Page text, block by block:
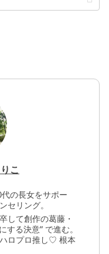
こ
の長女をサポー
セリング。
して創作の葛藤・
る決意” で進む。
ロプロ推し♡ 根本